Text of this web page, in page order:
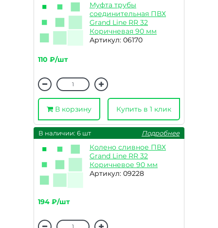
Муфта трубы
соединительная ПВХ
Grand Line RR 32
Коричневая 90 мм
Артикул: 06170
110 ₽/шт
В корзину Купить в 1 клик
В наличии: 6 шт Подробнее
Колено сливное ПВХ
Grand Line RR 32
Коричневое 90 мм
Артикул: 09228
194 ₽/шт